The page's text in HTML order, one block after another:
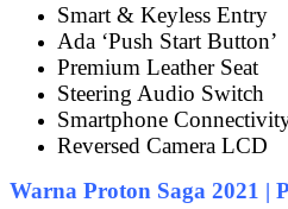
Smart & Keyless Entry
Ada ‘Push Start Button’
Premium Leather Seat
Steering Audio Switch
Smartphone
Reversed Camera LCD
Warna Proton Saga 2021 |